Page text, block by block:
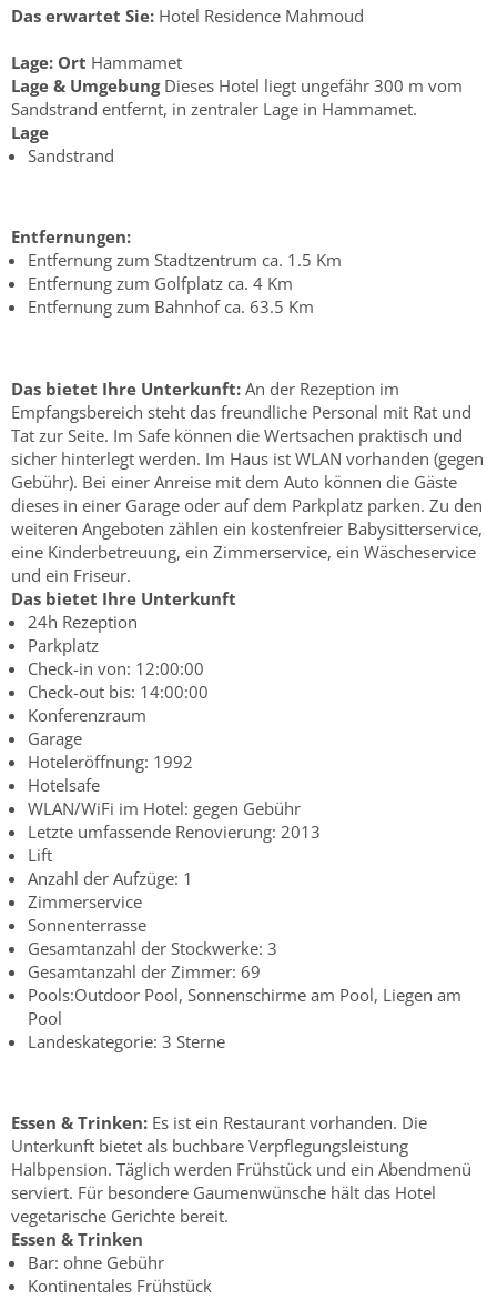
Das erwartet Sie: Hotel Residence Mahmoud
Lage: Ort Hammamet
Lage & UmgebungDieses Hotel liegt ungefähr 300 m vom
Sandstrand entfernt, in zentraler Lage in Hammamet.
Lage
Sandstrand
Entfernungen:
Entfernung zum Stadtzentrum ca. 1.5 Km
Entfernung zum Golfplatz ca. 4 Km
Entfernung zum Bahnhof ca. 63.5 Km
Das bietet Ihre Unterkunft: An der Rezeption im
Empfangsbereich steht das freundliche Personal mit Rat und
Tat zur Seite. Im Safe können die Wertsachen praktisch und
sicher hinterlegt werden. Im Haus ist WLAN vorhanden (gegen
Gebühr). Bei einer Anreise mit dem Auto können die Gäste
dieses in einer Garage oder auf dem Parkplatz parken. Zu den
weiteren Angeboten zählen ein kostenfreier Babysitterservice,
eine Kinderbetreuung, ein Zimmerservice, ein Wäscheservice
und ein Friseur.
Das bietet Ihre Unterkunft
24h Rezeption
Parkplatz
Check-in von: 12:00:00
Check-out bis: 14:00:00
Konferenzraum
Garage
Hoteleröffnung: 1992
Hotelsafe
WLAN/WiFi im Hotel: gegen Gebühr
Letzte umfassende Renovierung: 2013
Lift
Anzahl der Aufzüge: 1
Zimmerservice
Sonnenterrasse
Gesamtanzahl der Stockwerke: 3
Gesamtanzahl der Zimmer: 69
Pools:Outdoor Pool, Sonnenschirme am Pool, Liegen am
Pool
Landeskategorie: 3 Sterne
Essen & Trinken: Es ist ein Restaurant vorhanden. Die
Unterkunft bietet als buchbare Verpflegungsleistung
Halbpension. Täglich werden Frühstück und ein Abendmenü
serviert. Für besondere Gaumenwünsche hält das Hotel
vegetarische Gerichte bereit.
Essen & Trinken
Bar: ohne Gebühr
Kontinentales Frühstück